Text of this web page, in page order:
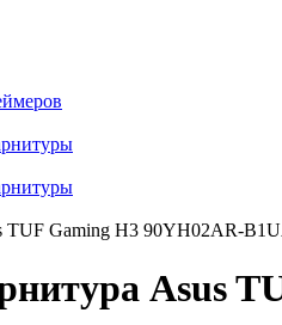
TUF Gaming H3 90YH02AR-
Asus